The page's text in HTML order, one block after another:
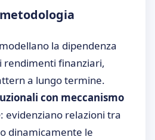
la dipendenza
rendimenti finanziari,
a lungo termine.
con meccanismo
: evidenziano relazioni tra
dinamicamente le